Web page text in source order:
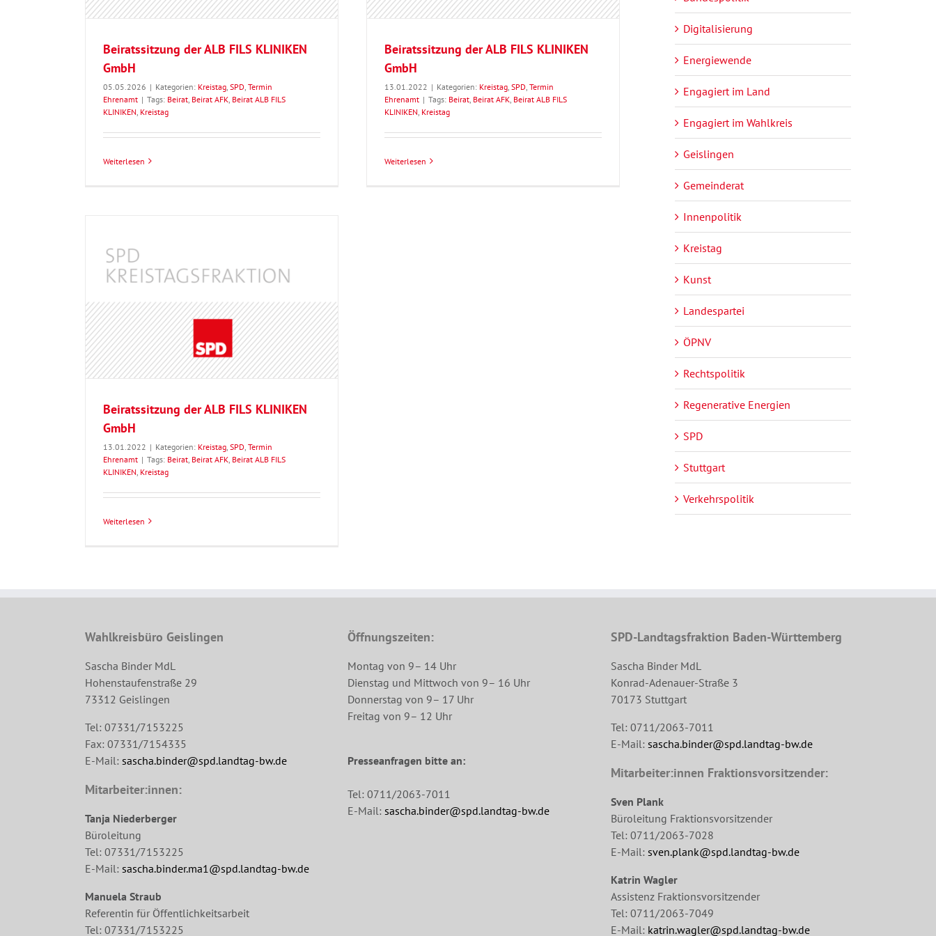
Beiratssitzung der ALB FILS KLINIKEN
GmbH
05.05.2026 | Kategorien: Kreistag SPD Termin
Ehrenamt | Tags: Beirat Beirat AFK Beirat ALB FILS
KLINIKEN Kreistag
Weiterlesen
Beiratssitzung der ALB FILS KLINIKEN
GmbH
13.01.2022 | Kategorien: Kreistag SPD Termin
Ehrenamt | Tags: Beirat Beirat AFK Beirat ALB FILS
KLINIKEN Kreistag
Weiterlesen
Beiratssitzung der ALB FILS KLINIKEN
GmbH
13.01.2022 | Kategorien: Kreistag SPD Termin
Ehrenamt | Tags: Beirat Beirat AFK Beirat ALB FILS
KLINIKEN Kreistag
Weiterlesen
Digitalisierung
Energiewende
Engagiert im Land
Engagiert im Wahlkreis
Geislingen
Gemeinderat
Innenpolitik
Kreistag
Kunst
Landespartei
ÖPNV
Rechtspolitik
Regenerative Energien
SPD
Stuttgart
Verkehrspolitik
Wahlkreisbüro Geislingen
Sascha Binder MdL
Hohenstaufenstraße 29
73312 Geislingen
Tel: 07331/7153225
Fax: 07331/7154335
E-Mail: sascha.binder@spd.landtag-bw.de
Mitarbeiter:innen:
Tanja Niederberger
Büroleitung
Tel: 07331/7153225
E-Mail: sascha.binder.ma1@spd.landtag-bw.de
Manuela Straub
Referentin für Öffentlichkeitsarbeit
Tel: 07331/7153225
Öffnungszeiten:
Montag von 9– 14 Uhr
Dienstag und Mittwoch von 9– 16 Uhr
Donnerstag von 9– 17 Uhr
Freitag von 9– 12 Uhr
Presseanfragen bitte an:
Tel: 0711/2063-7011
E-Mail: sascha.binder@spd.landtag-bw.de
SPD-Landtagsfraktion Baden-Württemberg
Sascha Binder MdL
Konrad-Adenauer-Straße 3
70173 Stuttgart
Tel: 0711/2063-7011
E-Mail: sascha.binder@spd.landtag-bw.de
Mitarbeiter:innen Fraktionsvorsitzender:
Sven Plank
Büroleitung Fraktionsvorsitzender
Tel: 0711/2063-7028
E-Mail: sven.plank@spd.landtag-bw.de
Katrin Wagler
Assistenz Fraktionsvorsitzender
Tel: 0711/2063-7049
E-Mail: katrin.wagler@spd.landtag-bw.de